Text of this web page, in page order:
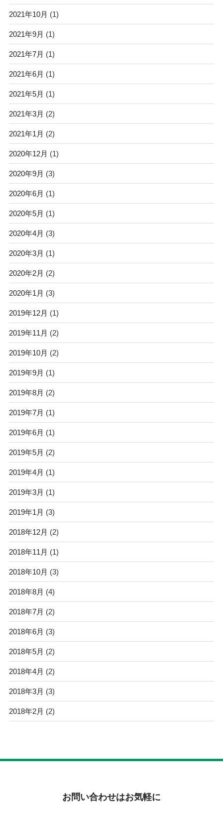
2021年10月 (1)
2021年9月 (1)
2021年7月 (1)
2021年6月 (1)
2021年5月 (1)
2021年3月 (2)
2021年1月 (2)
2020年12月 (1)
2020年9月 (3)
2020年6月 (1)
2020年5月 (1)
2020年4月 (3)
2020年3月 (1)
2020年2月 (2)
2020年1月 (3)
2019年12月 (1)
2019年11月 (2)
2019年10月 (2)
2019年9月 (1)
2019年8月 (2)
2019年7月 (1)
2019年6月 (1)
2019年5月 (2)
2019年4月 (1)
2019年3月 (1)
2019年1月 (3)
2018年12月 (2)
2018年11月 (1)
2018年10月 (3)
2018年8月 (4)
2018年7月 (2)
2018年6月 (3)
2018年5月 (2)
2018年4月 (2)
2018年3月 (3)
2018年2月 (2)
お問い合わせはお気軽に